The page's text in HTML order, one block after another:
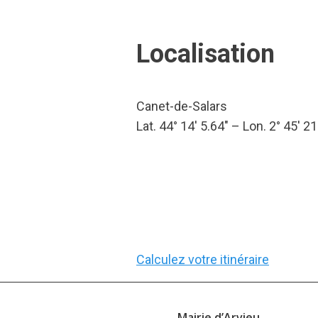
Localisation
Canet-de-Salars
Lat. 44° 14′ 5.64″ – Lon. 2° 45′
Calculez votre itinéraire